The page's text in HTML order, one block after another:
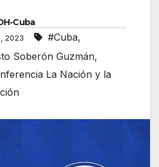
Cuba
2023 #Cuba,
Soberón Guzmán,
La Nación y la